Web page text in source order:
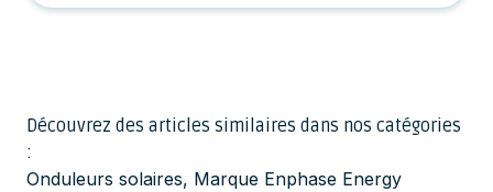
Découvrez des articles similaires dans nos catégories
:
Onduleurs solaires, Marque Enphase Energy